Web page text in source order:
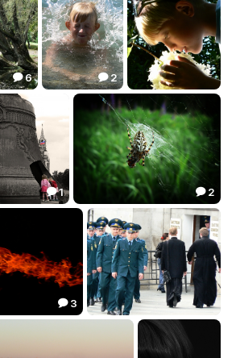
 6
Коронованный стихией
 2
Кусочек солнца *
0.52
любопытство
 1
до последней капли
8.45
 2
 3
Служба